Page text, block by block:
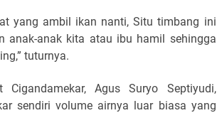
yang ambil ikan nanti, Situ timbang ini
anak-anak kita atau ibu hamil sehingga
tuturnya.
Agus Suryo Septiyudi,
sendiri volume airnya luar biasa yang